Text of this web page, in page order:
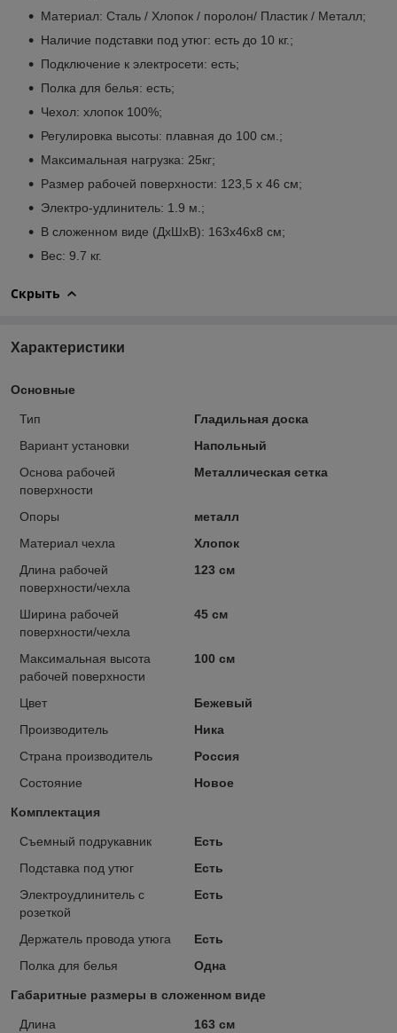
Материал: Сталь / Хлопок / поролон/ Пластик / Металл;
Наличие подставки под утюг: есть до 10 кг.;
Подключение к электросети: есть;
Полка для белья: есть;
Чехол: хлопок 100%;
Регулировка высоты: плавная до 100 см.;
Максимальная нагрузка: 25кг;
Размер рабочей поверхности: 123,5 х 46 см;
Электро-удлинитель: 1.9 м.;
В сложенном виде (ДхШхВ): 163х46х8 см;
Вес: 9.7 кг.
Скрыть
Характеристики
Основные
Тип
Гладильная доска
Вариант установки
Напольный
Основа рабочей
поверхности
Металлическая сетка
Опоры
металл
Материал чехла
Хлопок
Длина рабочей
поверхности/чехла
123 см
Ширина рабочей
поверхности/чехла
45 см
Максимальная высота
рабочей поверхности
100 см
Цвет
Бежевый
Производитель
Ника
Страна производитель
Россия
Состояние
Новое
Комплектация
Съемный подрукавник
Есть
Подставка под утюг
Есть
Электроудлинитель с
розеткой
Есть
Держатель провода утюга
Есть
Полка для белья
Одна
Габаритные размеры в сложенном виде
Длина 163 см